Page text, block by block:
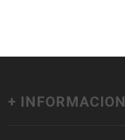
+ INFORMACION